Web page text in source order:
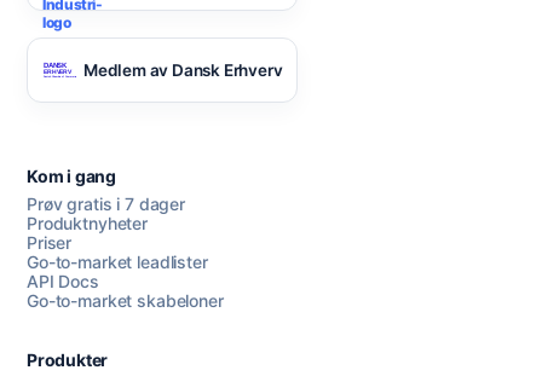
Medlem av Dansk Erhverv
Kom i gang
Prøv gratis i 7 dager
Produktnyheter
Priser
Go-to-market leadlister
API Docs
Go-to-market skabeloner
Produkter